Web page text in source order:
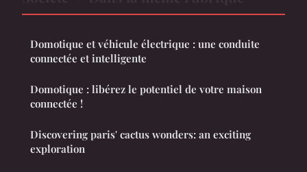
Domotique et véhicule électrique : une conduite
connectée et intelligente
Domotique : libérez le potentiel de votre maison
connectée !
Discovering paris' cactus wonders: an exciting
exploration